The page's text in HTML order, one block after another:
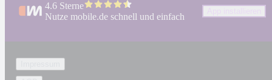
4.6 Sterne
Nutze mobile.de schnell und einfach